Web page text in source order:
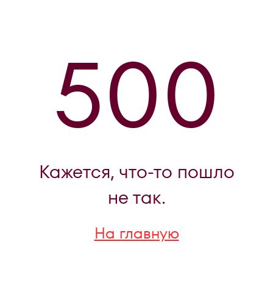
500
Кажется, что-то пошло
не так.
На главную